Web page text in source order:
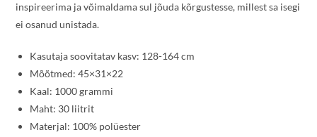
inspireerima ja võimaldama sul jõuda kõrgustesse, millest sa isegi
ei osanud unistada.
Kasutaja soovitatav kasv: 128-164 cm
Mõõtmed: 45×31×22
Kaal: 1000 grammi
Maht: 30 liitrit
Materjal: 100% polüester